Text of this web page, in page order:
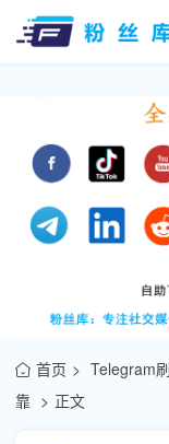
首页
Telegram
靠
正文